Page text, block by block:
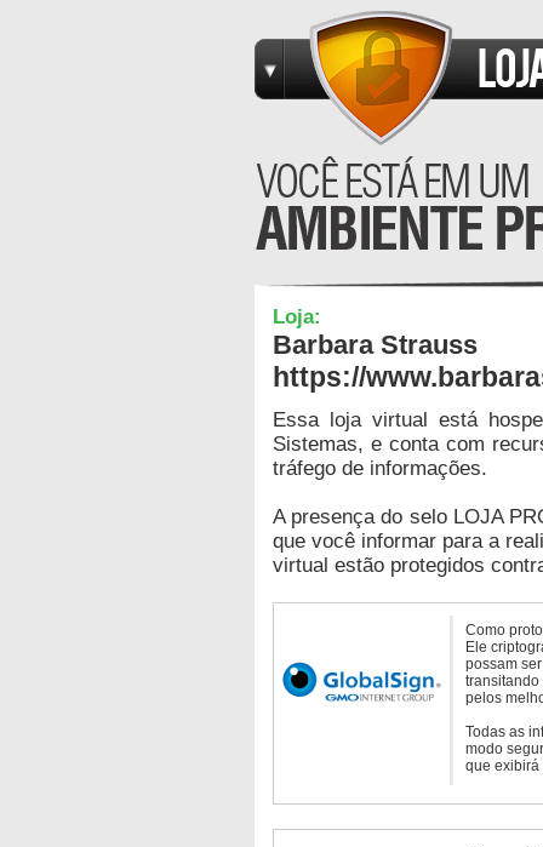
Loja:
Barbara Strauss
https://
Essa loja virtual está
Sistemas, e conta com
tráfego de informações.
A presença do selo LOJA
que você informar para a
virtual estão protegidos
Como
Ele
possam
transitando
pelos
Todas as
modo
que exibirá